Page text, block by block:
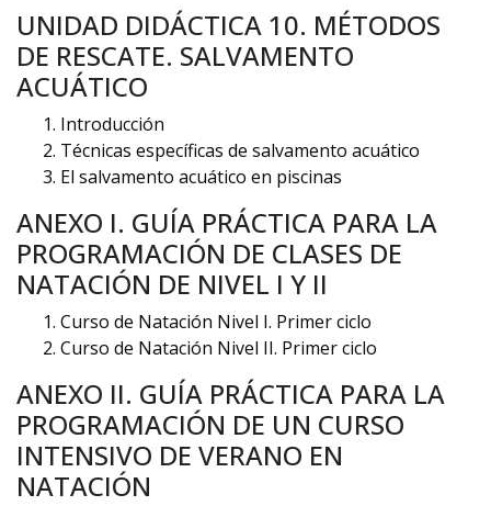
UNIDAD DIDÁCTICA 10. MÉTODOS
DE RESCATE. SALVAMENTO
ACUÁTICO
Introducción
Técnicas específicas de salvamento acuático
El salvamento acuático en piscinas
ANEXO I. GUÍA PRÁCTICA PARA LA
PROGRAMACIÓN DE CLASES DE
NATACIÓN DE NIVEL I Y II
Curso de Natación Nivel I. Primer ciclo
Curso de Natación Nivel II. Primer ciclo
ANEXO II. GUÍA PRÁCTICA PARA LA
PROGRAMACIÓN DE UN CURSO
INTENSIVO DE VERANO EN
NATACIÓN